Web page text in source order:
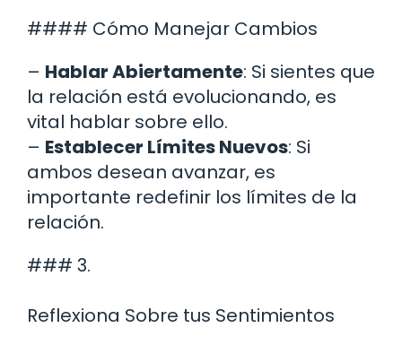
#### Cómo Manejar Cambios
– Hablar Abiertamente: Si sientes que
la relación está evolucionando, es
vital hablar sobre ello.
– Establecer Límites Nuevos: Si
ambos desean avanzar, es
importante redefinir los límites de la
relación.
### 3.
Reflexiona Sobre tus Sentimientos